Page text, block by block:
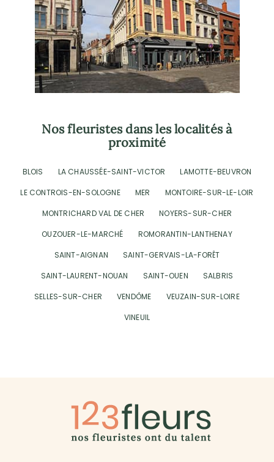
Nos fleuristes dans les localités à
proximité
BLOIS LA CHAUSSÉE-SAINT-VICTOR
LAMOTTE-BEUVRON
LE CONTROIS-EN-SOLOGNE
MER
MONTOIRE-SUR-LE-LOIR
MONTRICHARD VAL DE CHER
NOYERS-SUR-CHER
OUZOUER-LE-MARCHÉ
ROMORANTIN-LANTHENAY
SAINT-AIGNAN
SAINT-GERVAIS-LA-FORÊT
SAINT-LAURENT-NOUAN
SAINT-OUEN
SALBRIS
SELLES-SUR-CHER
VENDÔME
VEUZAIN-SUR-LOIRE
VINEUIL